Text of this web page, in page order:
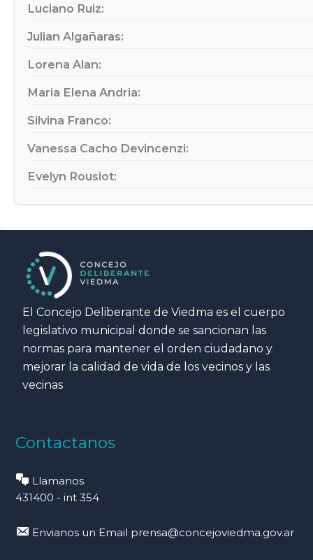
Luciano Ruiz:
Julian Algañaras:
Lorena Alan:
Maria Elena Andria:
Silvina Franco:
Vanessa Cacho Devincenzi:
Evelyn Rousiot:
El Concejo Deliberante de Viedma es el cuerpo
legislativo municipal donde se sancionan las
normas para mantener el orden ciudadano y
mejorar la calidad de vida de los vecinos y las
vecinas
Contactanos
Llamanos
431400 - int 354
Envianos un Email prensa@concejoviedma.gov.ar